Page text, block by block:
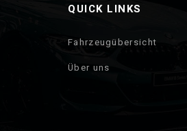
QUICK LINKS
Fahrzeugübersicht
Über uns